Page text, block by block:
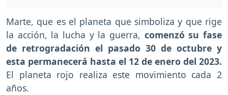
Marte, que es el planeta que simboliza y que rige
la acción, la lucha y la guerra, comenzó su fase
de retrogradación el pasado 30 de octubre y
esta permanecerá hasta el 12 de enero del 2023.
El planeta rojo realiza este movimiento cada 2
años.